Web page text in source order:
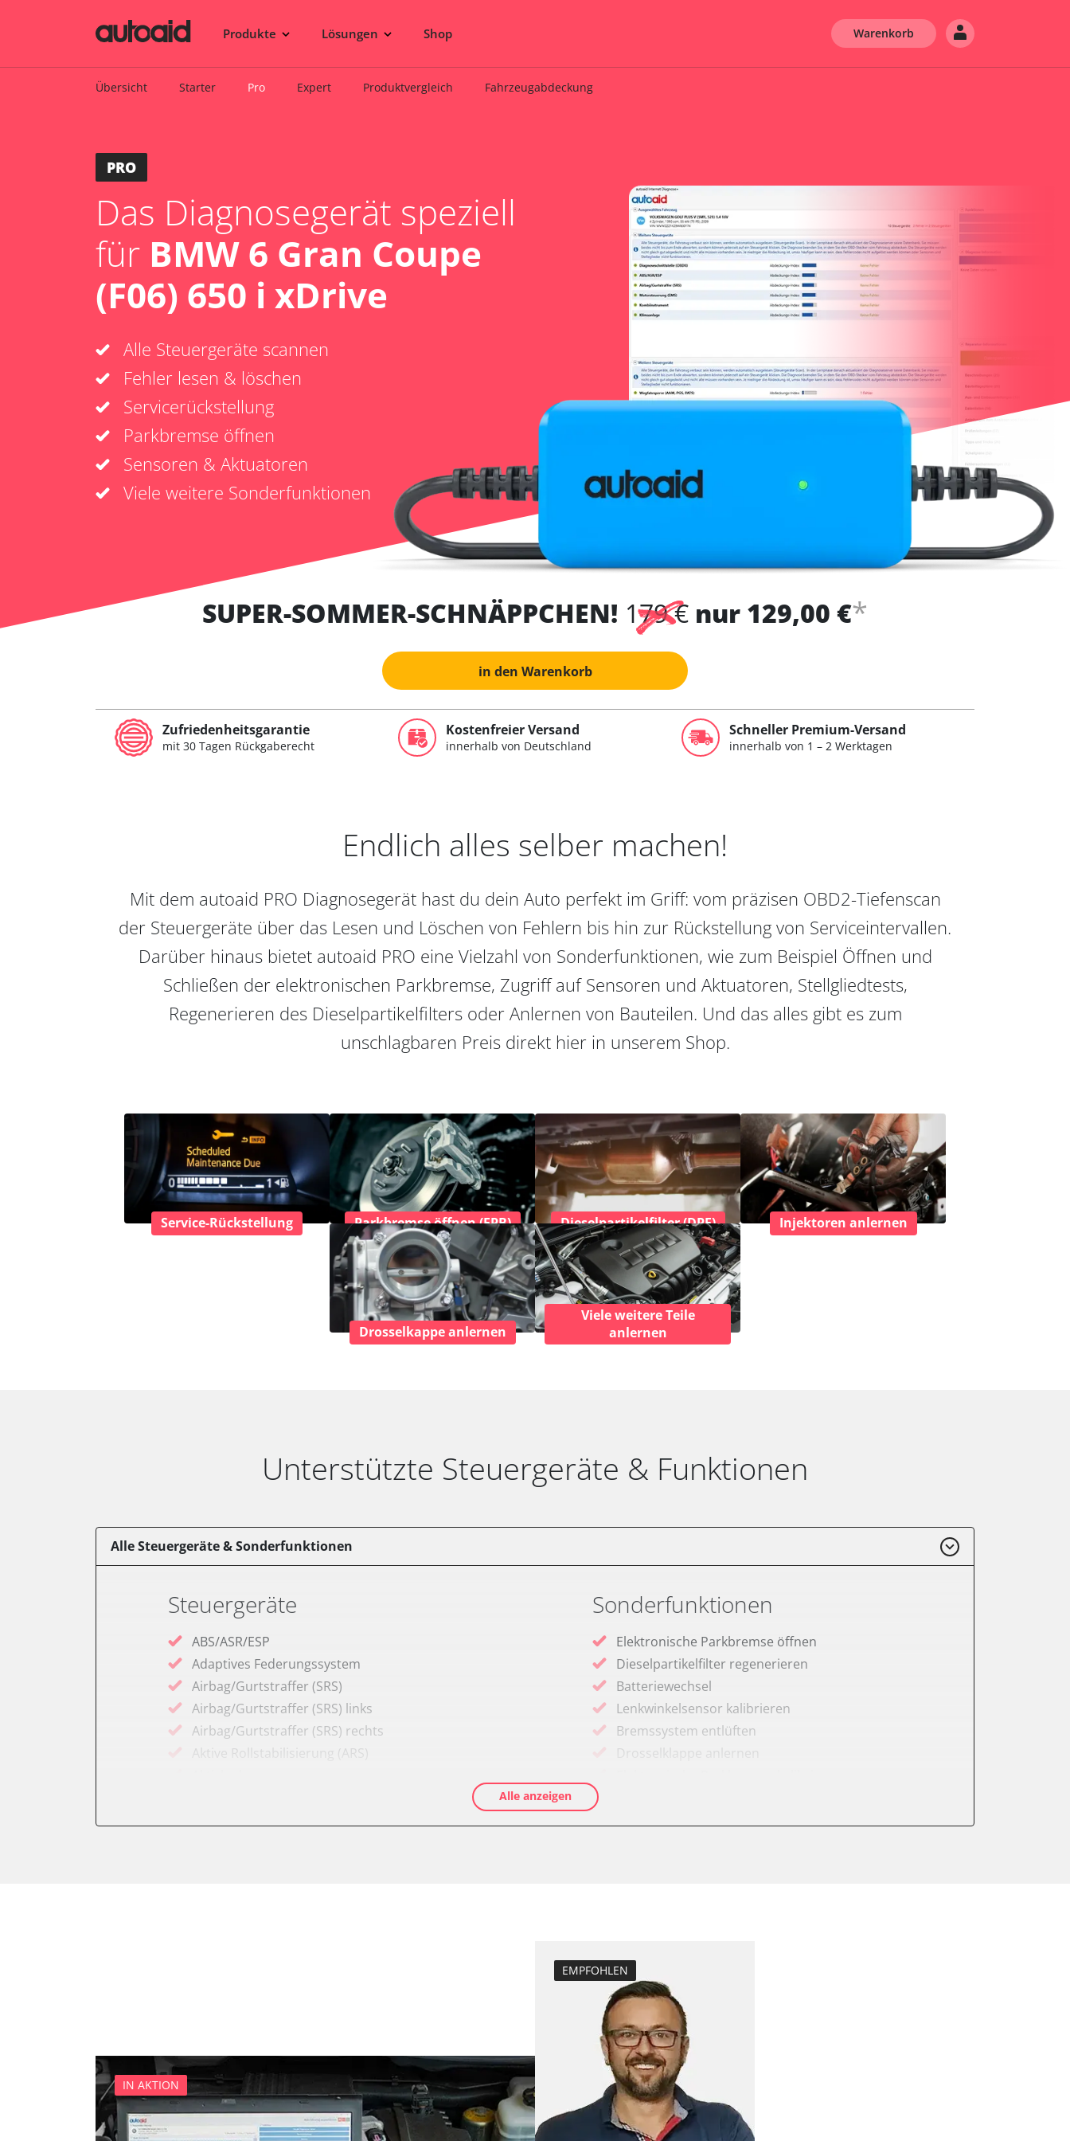
Produkte Lösungen Shop Warenkorb
Übersicht Starter Pro Expert Produktvergleich Fahrzeugabdeckung
PRO
Das Diagnosegerät speziell
für BMW 6 Gran Coupe
(F06) 650 i xDrive
Alle Steuergeräte scannen
Fehler lesen & löschen
Servicerückstellung
Parkbremse öffnen
Sensoren & Aktuatoren
Viele weitere Sonderfunktionen
SUPER-SOMMER-SCHNÄPPCHEN! 179 € nur 129,00 €*
in den Warenkorb
Zufriedenheitsgarantie
mit 30 Tagen Rückgaberecht
Kostenfreier Versand
innerhalb von Deutschland
Schneller Premium-Versand
innerhalb von 1 – 2 Werktagen
Endlich alles selber machen!
Mit dem autoaid PRO Diagnosegerät hast du dein Auto perfekt im Griff: vom präzisen OBD2-Tiefenscan
der Steuergeräte über das Lesen und Löschen von Fehlern bis hin zur Rückstellung von Serviceintervallen.
Darüber hinaus bietet autoaid PRO eine Vielzahl von Sonderfunktionen, wie zum Beispiel Öffnen und
Schließen der elektronischen Parkbremse, Zugriff auf Sensoren und Aktuatoren, Stellgliedtests,
Regenerieren des Dieselpartikelfilters oder Anlernen von Bauteilen. Und das alles gibt es zum
unschlagbaren Preis direkt hier in unserem Shop.
Service-Rückstellung Parkbremse öffnen (EPB) Dieselpartikelfilter (DPF) Injektoren anlernen
Drosselkappe anlernen
Viele weitere Teile
anlernen
Unterstützte Steuergeräte & Funktionen
Alle Steuergeräte & Sonderfunktionen
Steuergeräte
ABS/ASR/ESP
Adaptives Federungssystem
Airbag/Gurtstraffer (SRS)
Airbag/Gurtstraffer (SRS) links
Airbag/Gurtstraffer (SRS) rechts
Aktive Rollstabilisierung (ARS)
Dämpfungssystem vorne rechts
Diagnoseschnittstelle (EOBD/OBDII)
Diebstahlwarnanlage
Dynamiksteuerung
Sonderfunktionen
Elektronische Parkbremse öffnen
Dieselpartikelfilter regenerieren
Batteriewechsel
Lenkwinkelsensor kalibrieren
Bremssystem entlüften
Drosselklappe anlernen
Injektoren einstellen
Lamdasonde anlernen
Längsbeschleunigungssensor Nullpunkt-
Kalibrierung
Leerlaufdrehzahlanpassung
Parkbremse in Montageposition fahren
Raildrucksensor Anpassung
Servicerückstellung
Alle anzeigen
IN AKTION
EMPFOHLEN